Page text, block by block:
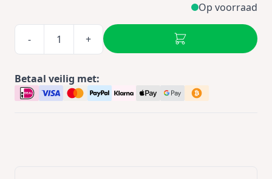
Op voorraad
- +
Betaal veilig met: